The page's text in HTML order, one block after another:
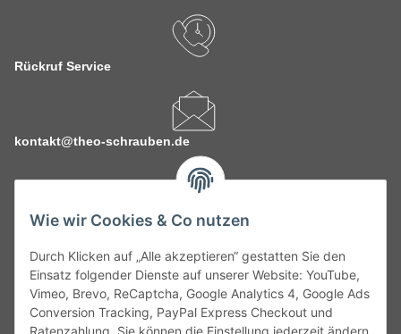
Wie wir Cookies & Co nutzen
Durch Klicken auf „Alle akzeptieren“ gestatten Sie den
Einsatz folgender Dienste auf unserer Website: YouTube,
Vimeo, Brevo, ReCaptcha, Google Analytics 4, Google Ads
Conversion Tracking, PayPal Express Checkout und
Ratenzahlung. Sie können die Einstellung jederzeit ändern
Rückruf Service
kontakt@theo-schrauben.de
Service
Gesetzliche Informationen